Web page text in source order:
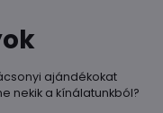
ajándékokat
nekik a kínálatunkból?